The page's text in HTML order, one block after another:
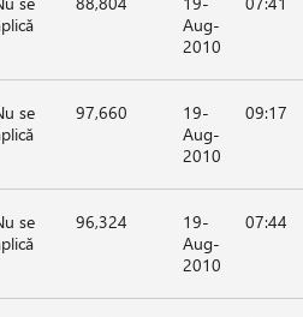
Aug-
2010
se
97,660
19-
Aug-
2010
09:17
se
96,324
19-
Aug-
2010
07:44